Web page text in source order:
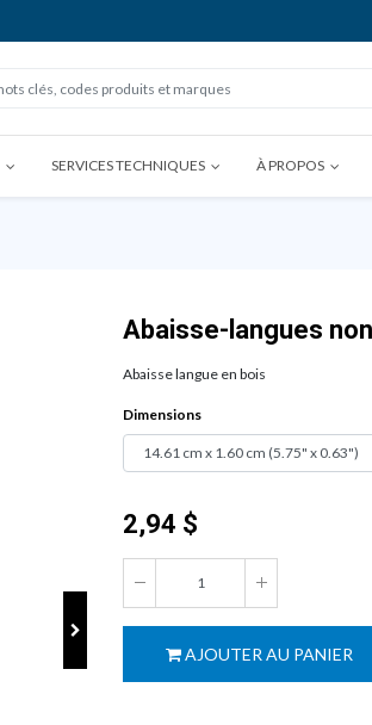
SERVICES TECHNIQUES À PROPOS
Abaisse-langues
Abaisse langue en bois
Dimensions
2,94 $
AJOUTER AU PANIER